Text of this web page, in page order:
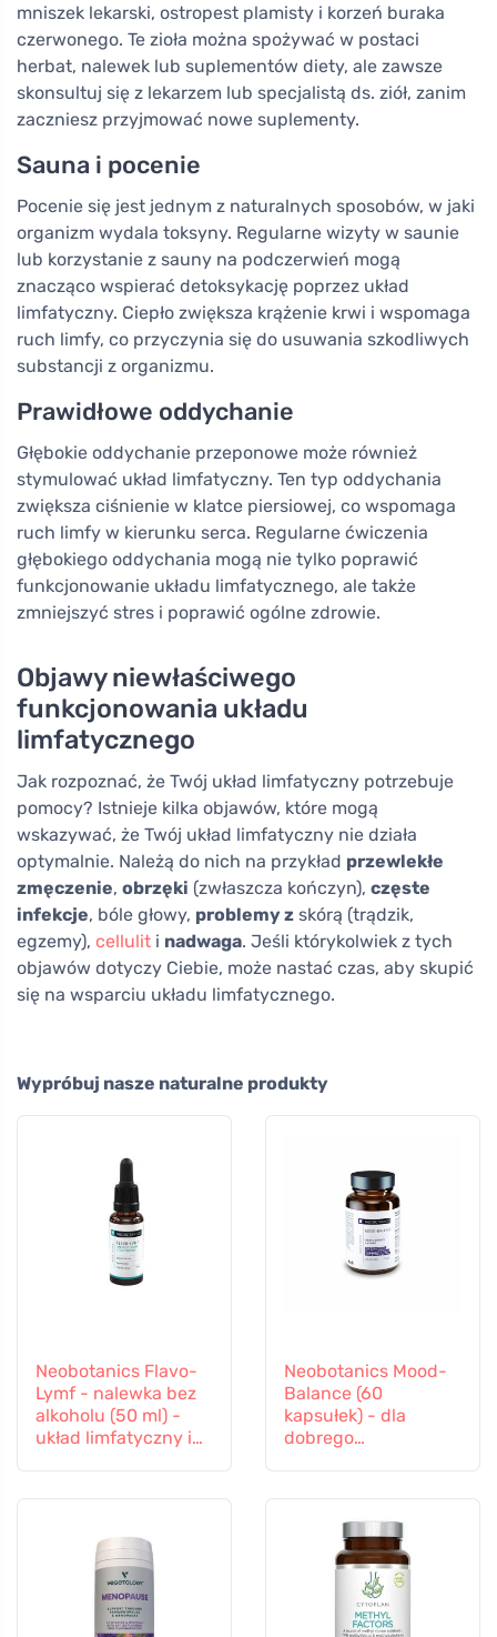
mniszek lekarski, ostropest plamisty i korzeń buraka
czerwonego. Te zioła można spożywać w postaci
herbat, nalewek lub suplementów diety, ale zawsze
skonsultuj się z lekarzem lub specjalistą ds. ziół, zanim
zaczniesz przyjmować nowe suplementy.
Sauna i pocenie
Pocenie się jest jednym z naturalnych sposobów, w jaki
organizm wydala toksyny. Regularne wizyty w saunie
lub korzystanie z sauny na podczerwień mogą
znacząco wspierać detoksykację poprzez układ
limfatyczny. Ciepło zwiększa krążenie krwi i wspomaga
ruch limfy, co przyczynia się do usuwania szkodliwych
substancji z organizmu.
Prawidłowe oddychanie
Głębokie oddychanie przeponowe może również
stymulować układ limfatyczny. Ten typ oddychania
zwiększa ciśnienie w klatce piersiowej, co wspomaga
ruch limfy w kierunku serca. Regularne ćwiczenia
głębokiego oddychania mogą nie tylko poprawić
funkcjonowanie układu limfatycznego, ale także
zmniejszyć stres i poprawić ogólne zdrowie.
Objawy niewłaściwego
funkcjonowania układu
limfatycznego
Jak rozpoznać, że Twój układ limfatyczny potrzebuje
pomocy? Istnieje kilka objawów, które mogą
wskazywać, że Twój układ limfatyczny nie działa
optymalnie. Należą do nich na przykład przewlekłe
zmęczenie, obrzęki (zwłaszcza kończyn), częste
infekcje, bóle głowy, problemy z skórą (trądzik,
egzemy), cellulit i nadwaga. Jeśli którykolwiek z tych
objawów dotyczy Ciebie, może nastać czas, aby skupić
się na wsparciu układu limfatycznego.
Wypróbuj nasze naturalne produkty
Neobotanics Flavo-
Lymf - nalewka bez
alkoholu (50 ml) -
układ limfatyczny i
Neobotanics Mood-
Balance (60
kapsułek) - dla
dobrego